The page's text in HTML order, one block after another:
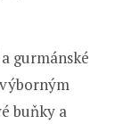
gurmánské
buňky a